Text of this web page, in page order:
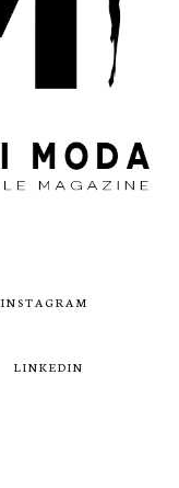
INSTAGRAM
LINKEDIN